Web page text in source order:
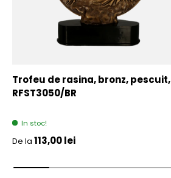
Trofeu de rasina, bronz, pescuit,
RFST3050/BR
In stoc!
Pret initial
De la 113,00 lei